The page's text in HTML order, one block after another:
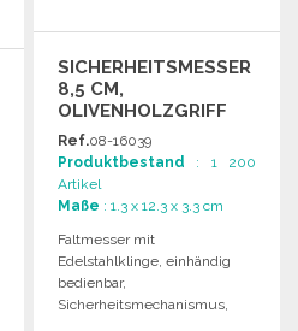
SICHERHEITSMESSER
8,5 CM,
OLIVENHOLZGRIFF
ZU
GROSSHANDELSPREISEN
Ref.08-16039
Produktbestand : 1 200
Artikel
Maße : 1.3 x 12.3 x 3.3 cm
Faltmesser mit
Edelstahlklinge, einhändig
bedienbar,
Sicherheitsmechanismus,